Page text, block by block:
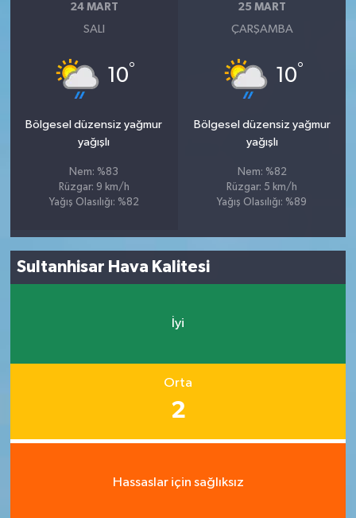
24 MART
SALI
10°
Bölgesel düzensiz yağmur
yağışlı
Nem: %83
Rüzgar: 9 km/h
Yağış Olasılığı: %82
25 MART
ÇARŞAMBA
10°
Bölgesel düzensiz yağmur
yağışlı
Nem: %82
Rüzgar: 5 km/h
Yağış Olasılığı: %89
Sultanhisar Hava Kalitesi
İyi
Orta
2
Hassaslar için sağlıksız